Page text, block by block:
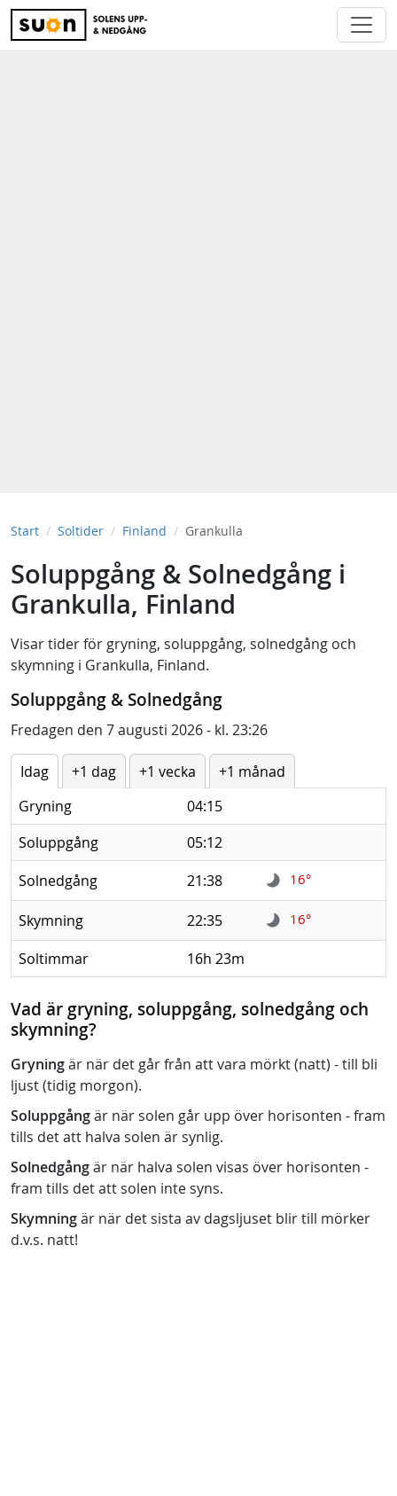
Start Soltider Finland Grankulla
Soluppgång & Solnedgång i
Grankulla, Finland
Visar tider för gryning, soluppgång, solnedgång och
skymning i Grankulla, Finland.
Soluppgång & Solnedgång
Fredagen den 7 augusti 2026 - kl. 23:26
Idag +1 dag +1 vecka
+1 månad
Gryning
04:15
Soluppgång
05:12
Solnedgång
21:38 16°
Skymning 22:35 16°
Soltimmar 16h 23m
Vad är gryning, soluppgång, solnedgång och
skymning?
Gryningär när det går från att vara mörkt (natt) - till bli
ljust (tidig morgon).
Soluppgångär när solen går upp över horisonten - fram
tills det att halva solen är synlig.
Solnedgångär när halva solen visas över horisonten -
fram tills det att solen inte syns.
Skymningär när det sista av dagsljuset blir till mörker
d.v.s. natt!